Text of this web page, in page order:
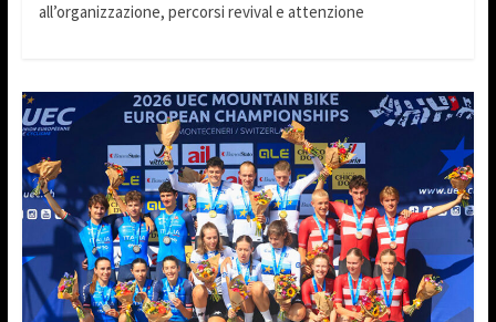
all’organizzazione, percorsi revival e attenzione